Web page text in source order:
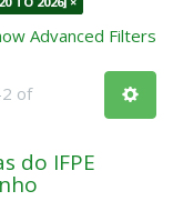
Advanced Filters
of
do IFPE